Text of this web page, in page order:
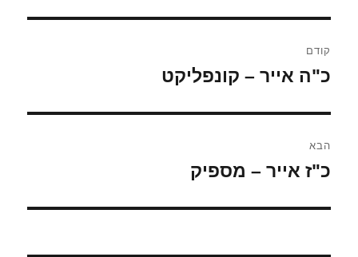
קודם
הפוסט
כ"ה אייר – קונפליקט
הבא
הפוסט
כ"ז אייר – מספיק